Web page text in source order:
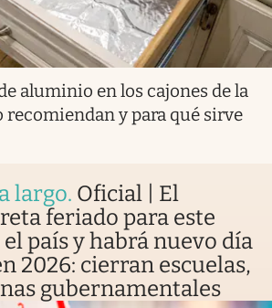
aluminio en los cajones de la
recomiendan y para qué sirve
largo. Oficial | El
feriado para este
país y habrá nuevo día
2026: cierran escuelas,
gubernamentales